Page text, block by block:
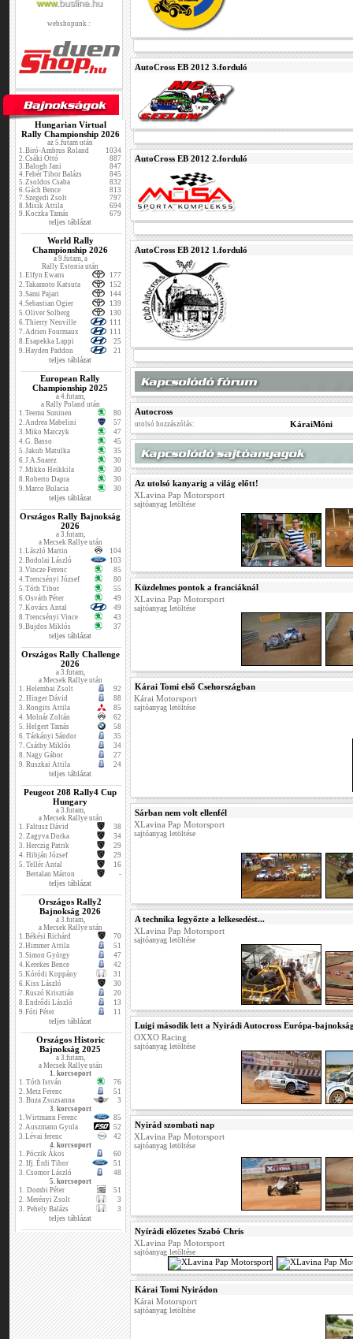
webshopunk :
Hungarian Virtual
Rally Championship 2026
az 5.futam után
1.Biró-Ambrus Roland
1034
2.Csáki Ottó
887
3.Balogh Jani
847
4.Fehér Tibor Balázs
845
5.Zsoldos Csaba
832
6.Gách Bence
813
7.Szegedi Zsolt
797
8.Misik Attila
694
9.Koczka Tamás 679
teljes táblázat
World Rally
Championship 2026
a 9.futam, a
Rally Estonia után
1.Elfyn Ewans
177
2.Takamoto Katsuta
152
3.Sami Pajari
144
4.Sebastian Ogier
139
5.Oliver Solberg
130
6.Thierry Neuville
111
7.Adrien Fourmaux
111
8.Esapekka Lappi
25
9.Hayden Paddon 21
teljes táblázat
European Rally
Championship 2025
a 4.futam,
a Rally Poland után
1.Teemu Suninen
80
2.Andrea Mabelini
57
3.Miko Marczyk
47
4.G. Basso
45
5.Jakub Matulka
35
6.J.A.Suarez
30
7.Mikko Heikkila
30
8.Roberto Dapra
30
9.Marco Bulacia 30
teljes táblázat
Országos Rally Bajnokság
2026
a 3.futam,
a Mecsek Rallye után
1.László Martin
104
2.Bodolai László
103
3.Vincze Ferenc
85
4.Trencsényi József
80
5.Tóth Tibor
55
6.Osváth Péter
49
7.Kovács Antal
49
8.Trencsényi Vince
43
9.Bujdos Miklós 37
teljes táblázat
Országos Rally Challenge
2026
a 3.futam,
a Mecsek Rallye után
1. Helembai Zsolt
92
2. Hinger Dávid
88
3. Rongits Attila
85
4. Molnár Zoltán
62
5. Helgert Tamás
58
6. Tárkányi Sándor
35
7. Csáthy Miklós
34
8. Nagy Gábor
27
9. Ruszkai Attila 24
teljes táblázat
Peugeot 208 Rally4 Cup
Hungary
a 3.futam,
a Mecsek Rallye után
1. Faltusz Dávid
38
2. Zagyva Dorka
34
3. Herczig Patrik
29
4. Hibján József
29
5. Tellér Antal
16
Bertalan Márton
-
teljes táblázat
Országos Rally2
Bajnokság 2026
a 3.futam,
a Mecsek Rallye után
1.Békési Richárd
70
2.Himmer Attila
51
3.Simon György
47
4.Kerekes Bence
42
5.Kóródi Koppány
31
6.Kiss László
30
7.Ruszó Krisztián
20
8.Endrődi László
13
9.Fóti Péter 11
teljes táblázat
Országos Historic
Bajnokság 2025
a 3.futam,
a Mecsek Rallye után
1. korcsoport
1. Tóth István
76
2. Metz Ferenc
51
3. Buza Zsuzsanna
3
3. korcsoport
1.Wirtmann Ferenc
85
2.Auszmann Gyula
52
3.Lévai ferenc
42
4. korcsoport
1. Póczik Ákos
60
2. Ifj. Érdi Tibor
51
3. Csomor László
48
5. korcsoport
1. Dombi Péter
51
2. Merényi Zsolt
3
3. Pehely Balázs 3
teljes táblázat
AutoCross EB 2012 3.forduló
AutoCross EB 2012 2.forduló
AutoCross EB 2012 1.forduló
Autocross
utolsó hozzászólás: KáraiMóni
Az utolsó kanyarig a világ előtt!
XLavina Pap Motorsport
sajtóanyag letöltése
Küzdelmes pontok a franciáknál
XLavina Pap Motorsport
sajtóanyag letöltése
Kárai Tomi első Csehországban
Kárai Motorsport
sajtóanyag letöltése
Sárban nem volt ellenfél
XLavina Pap Motorsport
sajtóanyag letöltése
A technika legyőzte a lelkesedést...
XLavina Pap Motorsport
sajtóanyag letöltése
Luigi második lett a Nyirádi Autocross Európa-
OXXO Racing
sajtóanyag letöltése
Nyirád szombati nap
XLavina Pap Motorsport
sajtóanyag letöltése
Nyírádi előzetes Szabó Chris
XLavina Pap Motorsport
sajtóanyag letöltése
Kárai Tomi Nyirádon
Kárai Motorsport
sajtóanyag letöltése